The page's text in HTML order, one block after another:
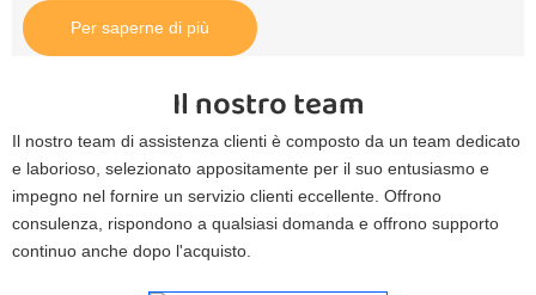
Per saperne di più
Il nostro team
Il nostro team di assistenza clienti è composto da un team dedicato
e laborioso, selezionato appositamente per il suo entusiasmo e
impegno nel fornire un servizio clienti eccellente. Offrono
consulenza, rispondono a qualsiasi domanda e offrono supporto
continuo anche dopo l'acquisto.